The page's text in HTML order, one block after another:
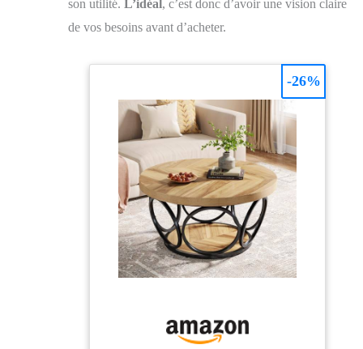
son utilité. L’idéal, c’est donc d’avoir une vision claire
de vos besoins avant d’acheter.
-26%